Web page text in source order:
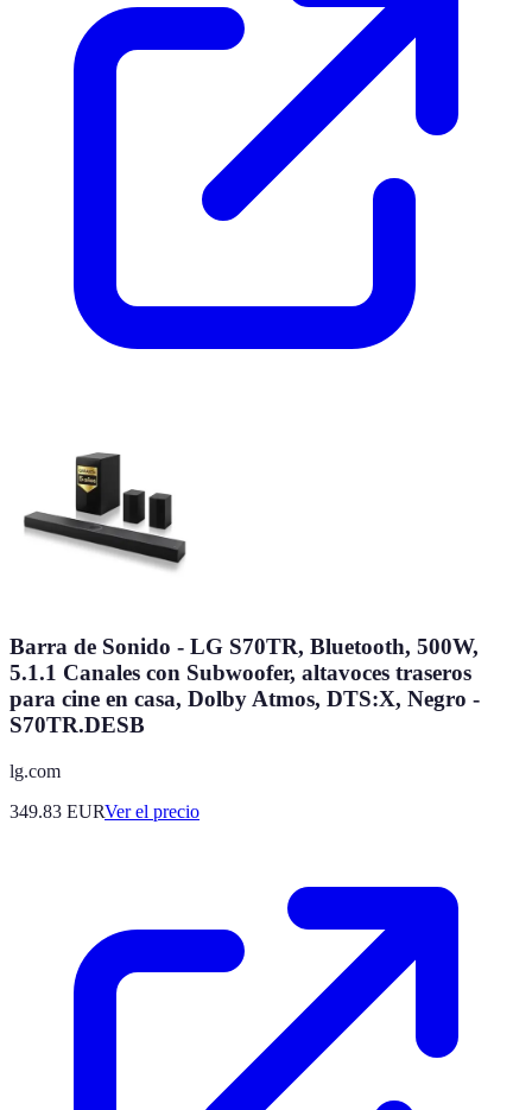
Barra de Sonido - LG S70TR, Bluetooth, 500W,
5.1.1 Canales con Subwoofer, altavoces traseros
para cine en casa, Dolby Atmos, DTS:X, Negro -
S70TR.DESB
lg.com
349.83 EURVer el precio